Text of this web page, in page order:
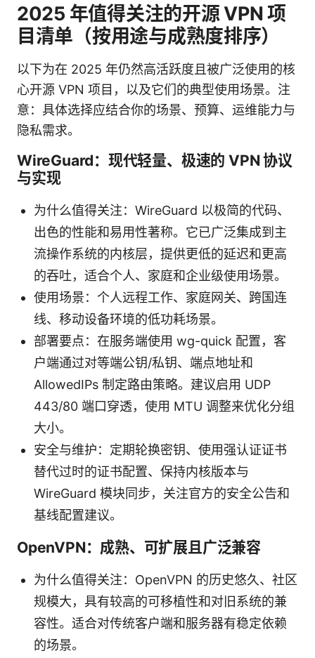
2025 年值得关注的开源 VPN 项
目清单（按用途与成熟度排序）
以下为在 2025 年仍然高活跃度且被广泛使用的核
心开源 VPN 项目，以及它们的典型使用场景。注
意：具体选择应结合你的场景、预算、运维能力与
隐私需求。
WireGuard：现代轻量、极速的 VPN 协议
与实现
为什么值得关注：WireGuard 以极简的代码、
出色的性能和易用性著称。它已广泛集成到主
流操作系统的内核层，提供更低的延迟和更高
的吞吐，适合个人、家庭和企业级使用场景。
使用场景：个人远程工作、家庭网关、跨国连
线、移动设备环境的低功耗场景。
部署要点：在服务端使用 wg-quick 配置，客
户端通过对等端公钥/私钥、端点地址和
AllowedIPs 制定路由策略。建议启用 UDP
443/80 端口穿透，使用 MTU 调整来优化分组
大小。
安全与维护：定期轮换密钥、使用强认证证书
替代过时的证书配置、保持内核版本与
WireGuard 模块同步，关注官方的安全公告和
基线配置建议。
OpenVPN：成熟、可扩展且广泛兼容
为什么值得关注：OpenVPN 的历史悠久、社区
规模大，具有较高的可移植性和对旧系统的兼
容性。适合对传统客户端和服务器有稳定依赖
的场景。